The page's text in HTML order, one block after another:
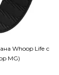
Whoop Life с
MG)